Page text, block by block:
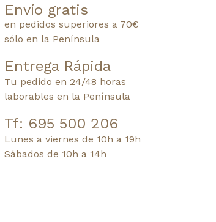
Envío gratis
en pedidos superiores a 70€
sólo en la Península
Entrega Rápida
Tu pedido en 24/48 horas
laborables en la Península
Tf: 695 500 206
Lunes a viernes de 10h a 19h
Sábados de 10h a 14h